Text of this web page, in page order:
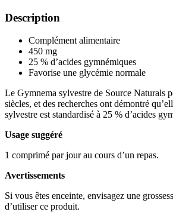
Description
Complément alimentaire
450 mg
25 % d’acides gymnémiques
Favorise une glycémie normale
Le Gymnema sylvestre de Source Naturals
siècles, et des recherches ont démontré
sylvestre est standardisé à 25 % d’acides
Usage suggéré
1 comprimé par jour au cours d’un repas.
Avertissements
Si vous êtes enceinte, envisagez une
d’utiliser ce produit.